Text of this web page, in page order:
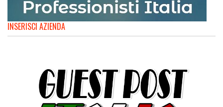
INSERISCI AZIENDA